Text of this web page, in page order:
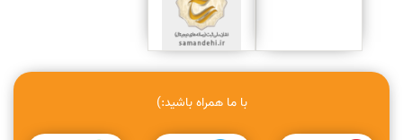
با ما همراه باشید:)